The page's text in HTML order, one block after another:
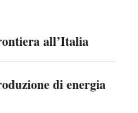
all’Italia
di energia